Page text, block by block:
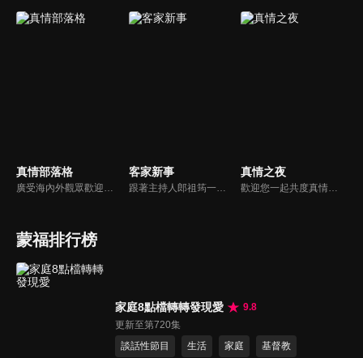
真情部落格
廣受海內外觀眾歡迎的真情部落格，是以見證故事為主軸的訪談節目，由知名主播夏嘉璐主持，莊信德牧師、黃國倫牧師回應，來賓在節目中自在的暢談自己的生命歷程，這些最真實的生命見證也幫助許多人走出低谷。
客家新事
跟著主持人郎祖筠一起關心客家事，體驗客家文化之美，透過見證分享一同經歷上帝的恩典。
真情之夜
歡迎您一起共度真情之夜，透過見證、詩歌讓我們一同進入在這個城市裡，許許多多的真情故事、真情人生。
蒙福排行榜
家庭8點檔轉轉發現愛
9.8
更新至第720集
談話性節目
生活 家庭 基督教